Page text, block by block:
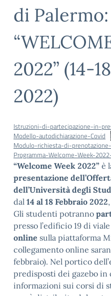
di Palermo:
2022” (14-
2022)
Istruzioni-di-partecipazione-in-
Modello-autodichiarazione-Covid
Modulo-richiesta-di-
Programma-Welcome-Week-
“Welcome Week 2022” è
presentazione
dell’Università degli
dal 14 al 18 Febbraio 2022
Gli studenti potranno
presso l’edificio 19 di
online sulla piattaforma
collegamento online
febbraio). Nel portico
predisposti dei gazebo
informazioni sui corsi di